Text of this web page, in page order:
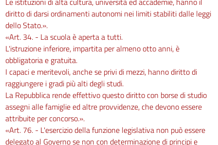
diritto di darsi ordinamenti autonomi nei limiti stabiliti dalle leggi
dello Stato.».
«Art. 34. - La scuola è aperta a tutti.
L'istruzione inferiore, impartita per almeno otto anni, è
obbligatoria e gratuita.
I capaci e meritevoli, anche se privi di mezzi, hanno diritto di
raggiungere i gradi più alti degli studi.
La Repubblica rende effettivo questo diritto con borse di studio
assegni alle famiglie ed altre provvidenze, che devono essere
attribuite per concorso.».
«Art. 76. - L'esercizio della funzione legislativa non può essere
delegato al Governo se non con determinazione di principi e